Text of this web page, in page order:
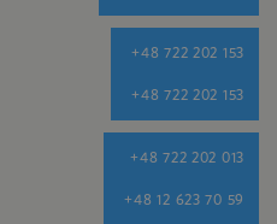
+48 722 202 153
+48 722 202 153
+48 722 202 013
+48 12 623 70 59